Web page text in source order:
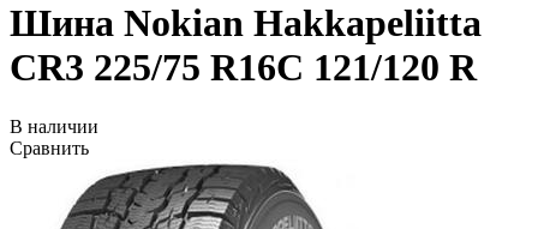
Шина Nokian Hakkapeliitta
CR3 225/75 R16C 121/120 R
В наличии
Сравнить